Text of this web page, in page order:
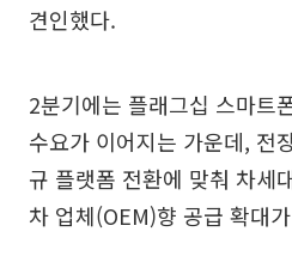
견인했다.
2분기에는 플래그십 스마트
수요가 이어지는 가운데, 전
규 플랫폼 전환에 맞춰 차세
차 업체(OEM)향 공급 확대